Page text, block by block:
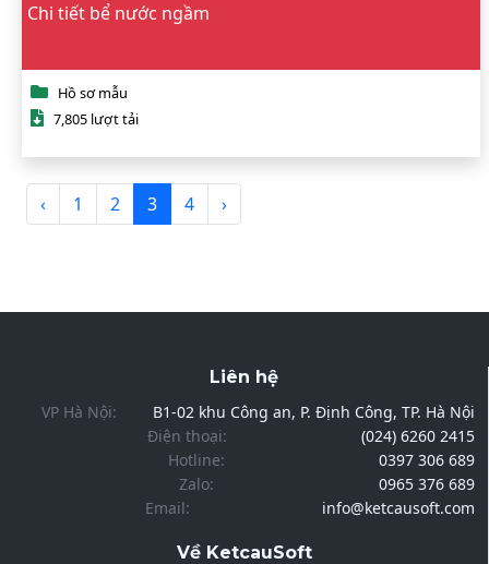
Chi tiết bể nước ngầm
Hồ sơ mẫu
7,805 lượt tải
‹ 1 2 3 4 ›
Liên hệ
VP Hà Nội:
B1-02 khu Công an, P. Định Công, TP. Hà Nội
Điện thoại:
(024) 6260 2415
Hotline:
0397 306 689
Zalo:
0965 376 689
Email:
info@ketcausoft.com
Về KetcauSoft